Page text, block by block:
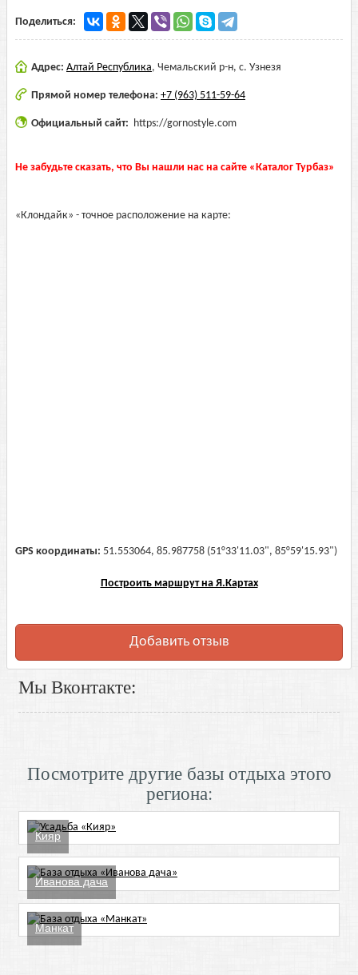
Поделиться:
Адрес: Алтай Республика, Чемальский р-н, с. Узнезя
Прямой номер телефона: +7 (963) 511-59-64
Официальный сайт: https://gornostyle.com
Не забудьте сказать, что Вы нашли нас на сайте «Каталог Турбаз»
«Клондайк» - точное расположение на карте:
GPS координаты: 51.553064, 85.987758 (51°33'11.03", 85°59'15.93")
Построить маршрут на Я.Картах
Добавить отзыв
Мы Вконтакте:
Посмотрите другие базы отдыха этого
региона:
Кияр
Иванова дача
Манкат